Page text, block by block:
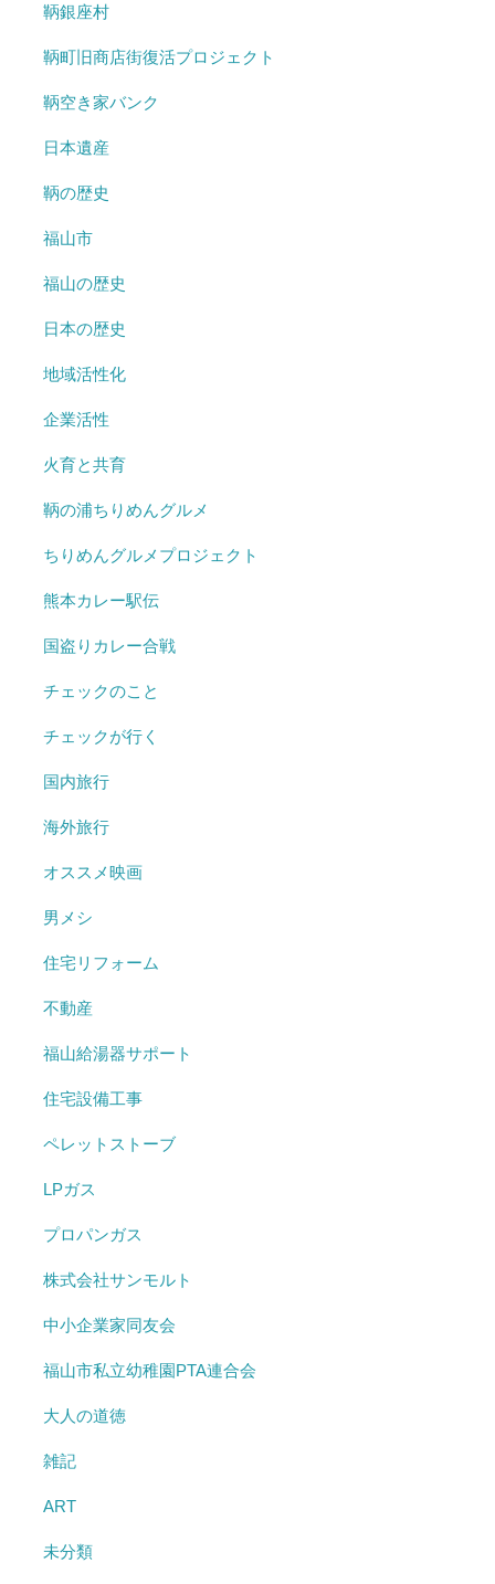
鞆銀座村
鞆町旧商店街復活プロジェクト
鞆空き家バンク
日本遺産
鞆の歴史
福山市
福山の歴史
日本の歴史
地域活性化
企業活性
火育と共育
鞆の浦ちりめんグルメ
ちりめんグルメプロジェクト
熊本カレー駅伝
国盗りカレー合戦
チェックのこと
チェックが行く
国内旅行
海外旅行
オススメ映画
男メシ
住宅リフォーム
不動産
福山給湯器サポート
住宅設備工事
ペレットストーブ
LPガス
プロパンガス
株式会社サンモルト
中小企業家同友会
福山市私立幼稚園PTA連合会
大人の道徳
雑記
ART
未分類